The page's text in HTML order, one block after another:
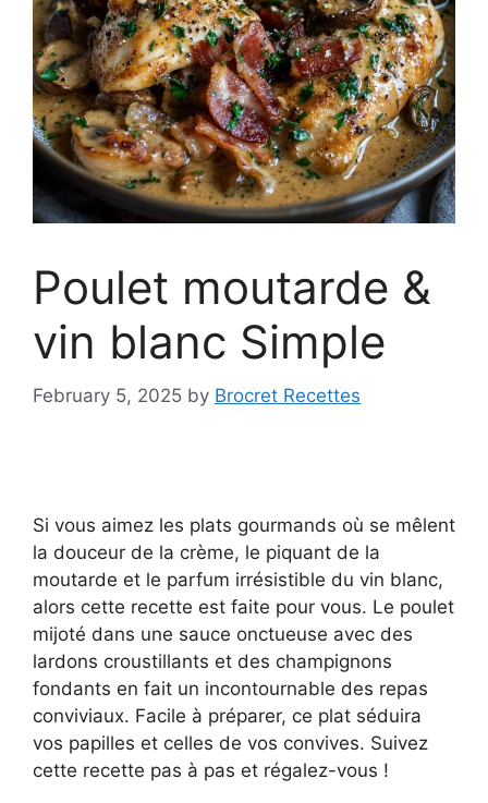
Poulet moutarde &
vin blanc Simple
February 5, 2025 by Brocret Recettes
Si vous aimez les plats gourmands où se mêlent
la douceur de la crème, le piquant de la
moutarde et le parfum irrésistible du vin blanc,
alors cette recette est faite pour vous. Le poulet
mijoté dans une sauce onctueuse avec des
lardons croustillants et des champignons
fondants en fait un incontournable des repas
conviviaux. Facile à préparer, ce plat séduira
vos papilles et celles de vos convives. Suivez
cette recette pas à pas et régalez-vous !